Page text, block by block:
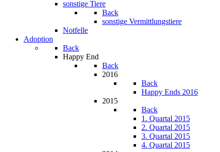
sonstige Tiere
Back
sonstige Vermittlungstiere
Notfelle
Adoption
Back
Happy End
Back
2016
Back
Happy Ends 2016
2015
Back
1. Quartal 2015
2. Quartal 2015
3. Quartal 2015
4. Quartal 2015